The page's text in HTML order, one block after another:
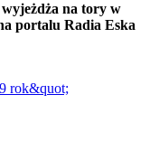
na tory w
portalu Radia Eska